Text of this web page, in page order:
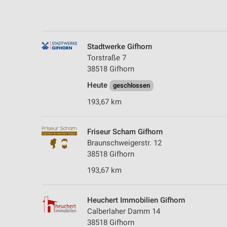
Stadtwerke Gifhorn
Torstraße 7
38518 Gifhorn
Heute
geschlossen
193,67 km
Friseur Scham Gifhorn
Braunschweigerstr. 12
38518 Gifhorn
193,67 km
Heuchert Immobilien Gifhorn
Calberlaher Damm 14
38518 Gifhorn
Entwicklung und Verbesserung der Angebote
Geräte anhand von aktiv angeforderten Informationen
Nicht-IAB-Verarbeitungszwecke:
Funktional